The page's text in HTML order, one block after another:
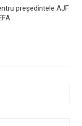
preşedintele AJF